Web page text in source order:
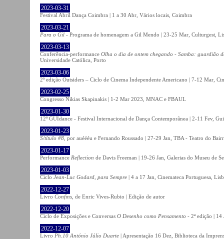
2023-03-31
Festival Abril Dança Coimbra | 1 a 30 Abr, Vários locais, Coimbra
2023-03-21
Para o Gil - Programa de homenagem a Gil Mendo | 23-25 Mar, Culturgest,
2023-03-13
Conferência-performance Olha o dia de ontem chegando - Samba: guardião
Universidade Católica, Porto
2023-03-06
2ª edição Outsiders – Ciclo de Cinema Independente Americano | 7-12 Mar,
2023-02-25
Congresso Nikias Skapinakis | 1-2 Mar 2023, MNAC e FBAUL
2023-01-30
12º GUIdance - Festival Internacional de Dança Contemporânea | 2-11 Fev,
2023-01-23
S/título #8 , por auéééu e Fernando Roussado | 27-29 Jan, TBA - Teatro do
2023-01-17
Performance Reflection de Davis Freeman | 19-26 Jan, Galerias do Museu de
2023-01-03
Ciclo Jean-Luc Godard, para Sempre | 4 a 17 Jan, Cinemateca Portuguesa,
2022-12-27
Livro Confins , de Enric Vives-Rubio | Edição de autor
2022-12-20
Ciclo de Exposições e Conversas O Desenho como Pensamento - 2ª edição |
2022-12-07
Livro Ph.10 António Júlio Duarte | Apresentação 16 Dez, Biblioteca da